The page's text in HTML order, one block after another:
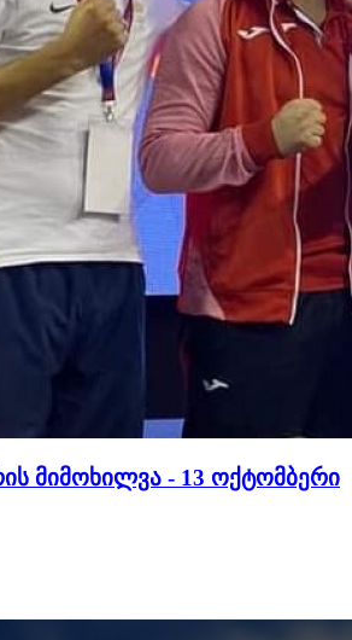
მიმოხილვა - 13 ოქტომბერი